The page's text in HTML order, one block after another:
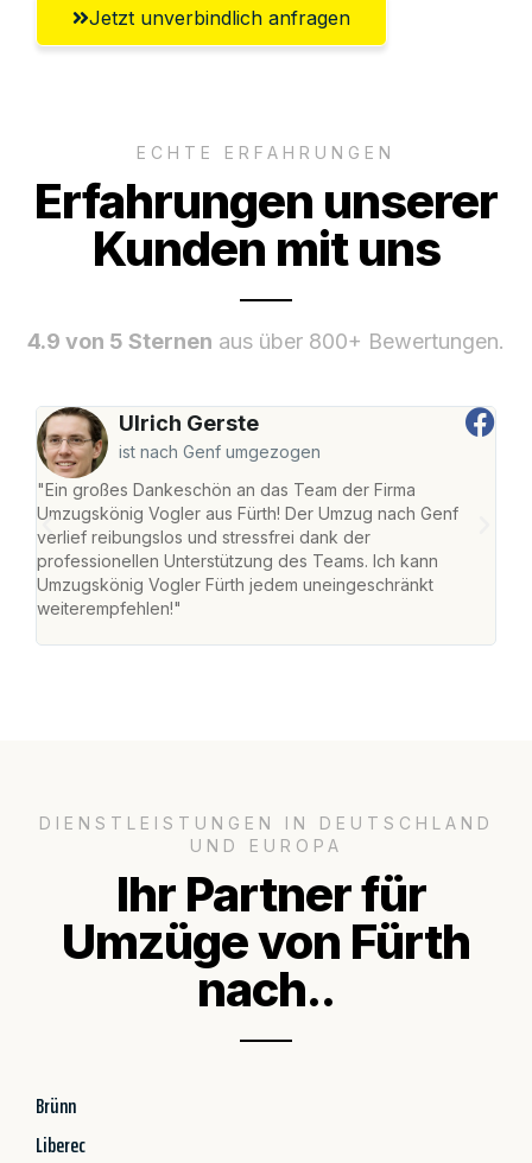
Jetzt unverbindlich anfragen
ECHTE ERFAHRUNGEN
Erfahrungen unserer
Kunden mit uns
4.9 von 5 Sternen aus über 800+ Bewertungen.
Ulrich Gerste
ist nach Genf umgezogen
"Ein großes Dankeschön an das Team der Firma
Umzugskönig Vogler aus Fürth! Der Umzug nach Genf
verlief reibungslos und stressfrei dank der
professionellen Unterstützung des Teams. Ich kann
Umzugskönig Vogler Fürth jedem uneingeschränkt
weiterempfehlen!"
DIENSTLEISTUNGEN IN DEUTSCHLAND
UND EUROPA
Ihr Partner für
Umzüge von Fürth
nach..
Brünn
Liberec